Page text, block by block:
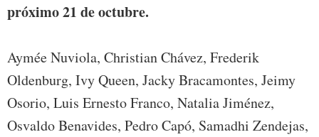
próximo 21 de octubre.
Aymée Nuviola, Christian Chávez, Frederik
Oldenburg, Ivy Queen, Jacky Bracamontes, Jeimy
Osorio, Luis Ernesto Franco, Natalia Jiménez,
Osvaldo Benavides, Pedro Capó, Samadhi Zendejas,